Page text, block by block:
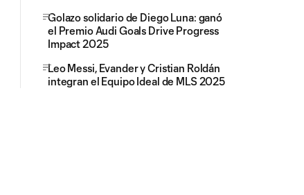
Golazo solidario de Diego Luna: ganó
el Premio Audi Goals Drive Progress
Impact 2025
Leo Messi, Evander y Cristian Roldán
integran el Equipo Ideal de MLS 2025